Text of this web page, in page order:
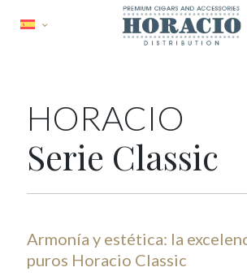
HORACIO
Serie Classic
Armonía y estética: la
puros Horacio Classic